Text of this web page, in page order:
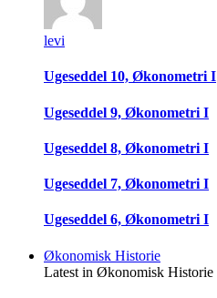
levi
Ugeseddel 10, Økonometri I
Ugeseddel 9, Økonometri I
Ugeseddel 8, Økonometri I
Ugeseddel 7, Økonometri I
Ugeseddel 6, Økonometri I
Økonomisk Historie
Latest in Økonomisk Historie